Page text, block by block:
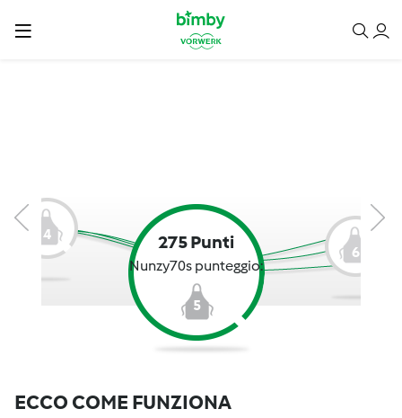
4 275 Punti
Nunzy70s punteggio:
5
6
ECCO COME FUNZIONA